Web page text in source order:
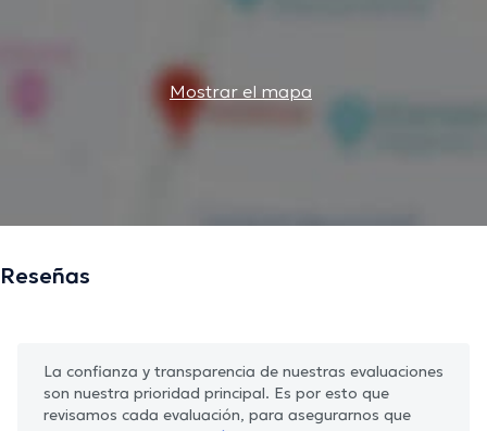
Mostrar el mapa
Reseñas
La confianza y transparencia de nuestras evaluaciones
son nuestra prioridad principal. Es por esto que
revisamos cada evaluación, para asegurarnos que